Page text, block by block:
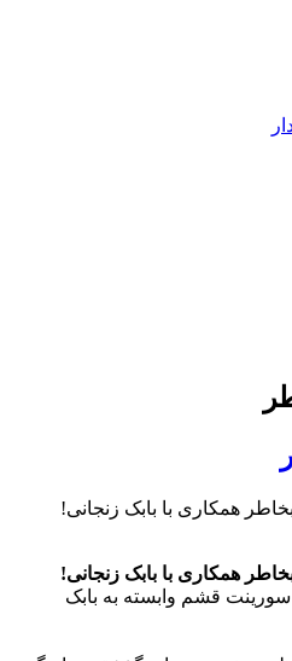
همکاری با بابک زنجانی!
همکاری با بابک زنجانی!
قشم وابسته به بابک